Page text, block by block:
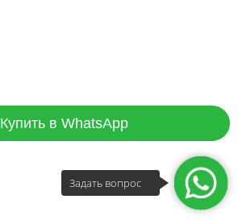
Купить в WhatsApp
Задать вопрос